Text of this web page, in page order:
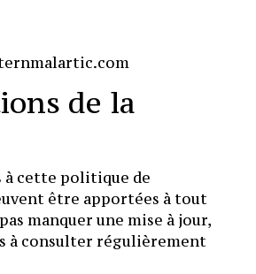
de la
à cette politique de
être apportées à tout
manquer une mise à jour,
à consulter régulièrement